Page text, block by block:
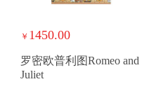
￥ 1450.00
罗密欧普利图Romeo and
Juliet